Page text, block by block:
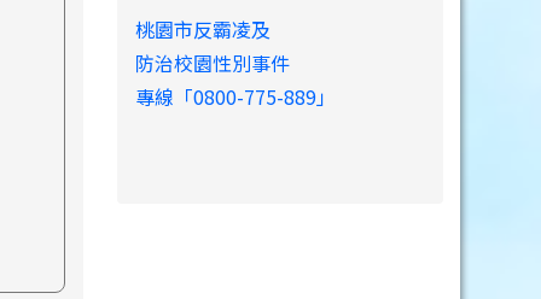
桃園市反霸凌及
防治校園性別事件
專線「0800-775-889」